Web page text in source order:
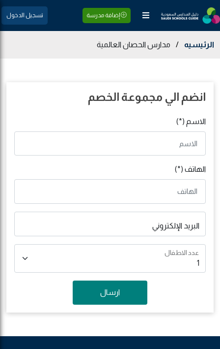
إضافة مدرسة تسجيل الدخول
الرئيسيه / مدارس الحصان العالمية
انضم الي مجموعة الخصم
الاسم (*)
الهاتف (*)
البريد الإلكتروني
عدد الاطفال
ارسال